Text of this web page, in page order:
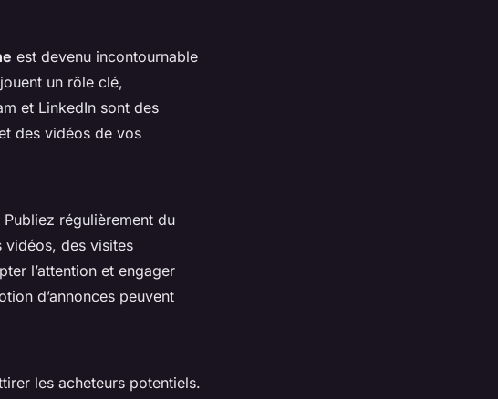
est devenu incontournable
jouent un rôle clé,
et LinkedIn sont des
des vidéos de vos
régulièrement du
vidéos, des visites
l’attention et engager
d’annonces peuvent
les acheteurs potentiels.